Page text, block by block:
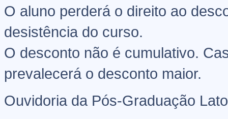
O aluno perderá o direito ao
desistência do curso.
O desconto não é cumulativo.
prevalecerá o desconto maior.
Ouvidoria da Pós-Graduação